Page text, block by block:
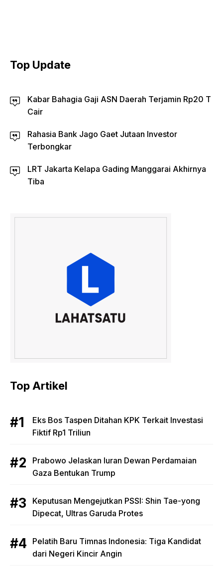
Top Update
Kabar Bahagia Gaji ASN Daerah Terjamin Rp20 T
Cair
Rahasia Bank Jago Gaet Jutaan Investor
Terbongkar
LRT Jakarta Kelapa Gading Manggarai Akhirnya
Tiba
Top Artikel
Eks Bos Taspen Ditahan KPK Terkait Investasi
Fiktif Rp1 Triliun
Prabowo Jelaskan Iuran Dewan Perdamaian
Gaza Bentukan Trump
Keputusan Mengejutkan PSSI: Shin Tae-yong
Dipecat, Ultras Garuda Protes
Pelatih Baru Timnas Indonesia: Tiga Kandidat
dari Negeri Kincir Angin